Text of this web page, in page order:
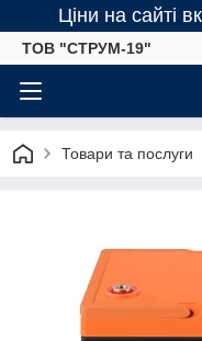
Ціни на сайті
ТОВ "СТРУМ-19"
Товари та послуги